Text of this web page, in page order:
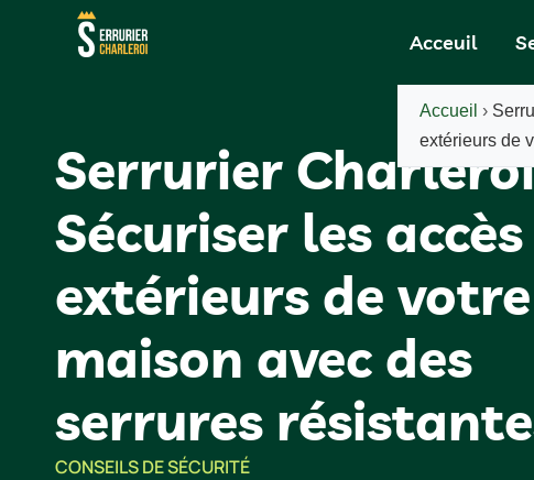
Serrurier
Sécuriser les accès
extérieurs de votre
maison avec des
serrures
CONSEILS DE SÉCURITÉ
Acceuil
Accueil ›
extérieurs de